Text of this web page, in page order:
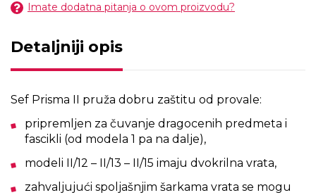
Imate dodatna pitanja o ovom proizvodu?
Detaljniji opis
Sef Prisma II pruža dobru zaštitu od provale:
pripremljen za čuvanje dragocenih predmeta i
fascikli (od modela 1 pa na dalje),
modeli II/12 – II/13 – II/15 imaju dvokrilna vrata,
zahvaljujući spoljašnjim šarkama vrata se mogu